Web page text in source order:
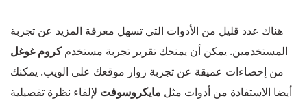
هناك عدد قليل من الأدوات التي تسهل معرفة المزيد عن تجربة
المستخدمين. يمكن أن يمنحك تقرير تجربة مستخدمكروم غوغل
من إحصاءات عميقة عن تجربة زوار موقعك على الويب. يمكنك
أيضا الاستفادة من أدوات مثل مايكروسوفت لإلقاء نظرة تفصيلية